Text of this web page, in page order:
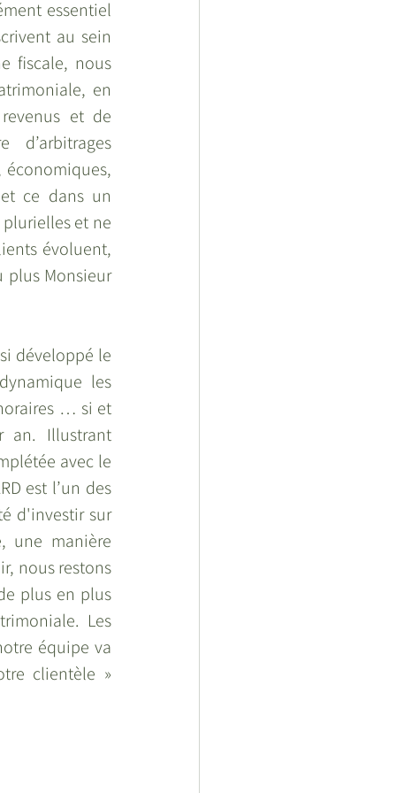
essentiel
au sein
fiscale, nous
en
et de
d’arbitrages
économiques,
ce dans un
et ne
évoluent,
plus Monsieur
développé le
les
… si et
an. Illustrant
avec le
est l’un des
d'investir sur
une manière
nous restons
plus en plus
Les
équipe va
clientèle »